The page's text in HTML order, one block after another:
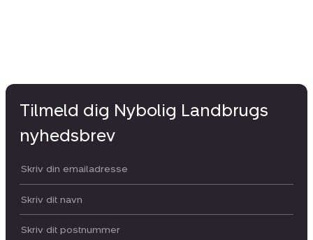
Tilmeld dig Nybolig Landbrugs
nyhedsbrev
Din email:
Dit navn:
Postnummer